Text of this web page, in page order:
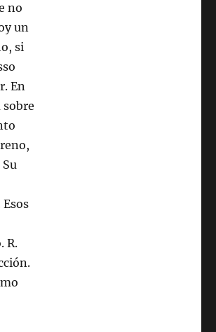
no
un
si
En
R.